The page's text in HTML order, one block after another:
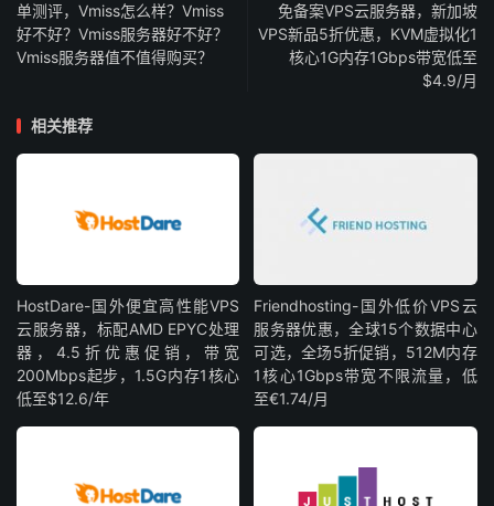
单测评，Vmiss怎么样？Vmiss
好不好？Vmiss服务器好不好？
Vmiss服务器值不值得购买？
免备案VPS云服务器，新加坡
VPS新品5折优惠，KVM虚拟化1
核心1G内存1Gbps带宽低至
$4.9/月
相关推荐
HostDare-国外便宜高性能VPS
云服务器，标配AMD EPYC处理
器，4.5折优惠促销，带宽
200Mbps起步，1.5G内存1核心
低至$12.6/年
Friendhosting-国外低价VPS云
服务器优惠，全球15个数据中心
可选，全场5折促销，512M内存
1核心1Gbps带宽不限流量，低
至€1.74/月